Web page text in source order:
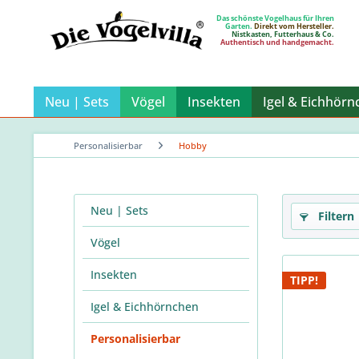
Das schönste Vogelhaus für Ihren
Garten. Direkt vom Hersteller.
Nistkasten, Futterhaus & Co.
Authentisch und handgemacht.
Neu | Sets Vögel Insekten Igel &
Personalisierbar Hobby
Neu | Sets
Vögel
Insekten
Igel & Eichhörnchen
Personalisierbar
Filtern
TIPP!